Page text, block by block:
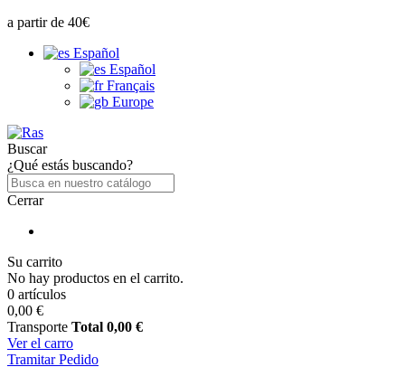
a partir de 40€
Español
Español
Français
Europe
Buscar
¿Qué estás buscando?
Cerrar
Su carrito
No hay productos en el carrito.
0 artículos
0,00 €
Transporte Total 0,00 €
Ver el carro
Tramitar Pedido